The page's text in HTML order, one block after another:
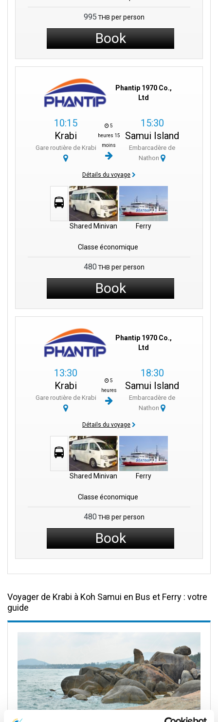
995 THB per person
Book
Phantip 1970 Co.,
Ltd
10:15
Krabi
Gare routière de Krabi
5
heures 15
moins
15:30
Samui Island
Embarcadère de
Nathon
Détails du voyage
Shared Minivan Ferry
Classe économique
480 THB per person
Book
Phantip 1970 Co.,
Ltd
13:30
Krabi
Gare routière de Krabi
5
heures
18:30
Samui Island
Embarcadère de
Nathon
Détails du voyage
Shared Minivan Ferry
Classe économique
480 THB per person
Book
Voyager de Krabi à Koh Samui en Bus et Ferry : votre
guide